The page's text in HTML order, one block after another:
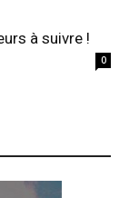
à suivre !
0